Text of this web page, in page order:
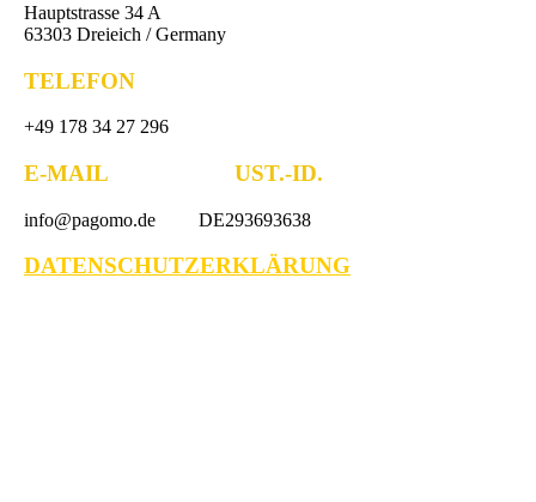
Hauptstrasse 34 A
63303 Dreieich / Germany
TELEFON
+49 178 34 27 296
E-MAIL UST.-ID.
info@pagomo.de DE293693638
DATENSCHUTZERKLÄRUNG